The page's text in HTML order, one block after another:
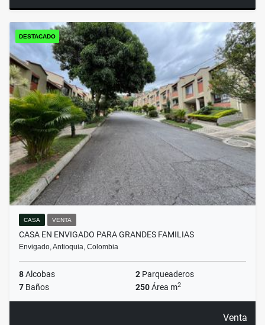
DESTACADO
CASA VENTA
CASA EN ENVIGADO PARA GRANDES FAMILIAS
Envigado, Antioquia, Colombia
8Alcobas 2 Parqueaderos
7 Baños 250Área m2
Venta